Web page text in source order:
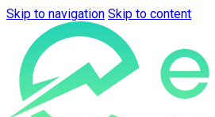
Skip to navigation Skip to content